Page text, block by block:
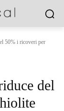
50% i ricoveri per
del